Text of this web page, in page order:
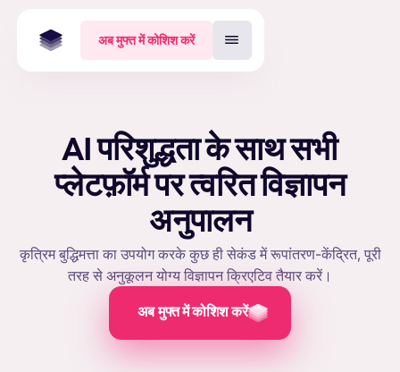
अब मुफ्त में कोशिश करें
AI परिशुद्धता के साथ सभी
प्लेटफ़ॉर्म पर त्वरित विज्ञापन
अनुपालन
कृत्रिम बुद्धिमत्ता का उपयोग करके कुछ ही सेकंड में रूपांतरण-केंद्रित, पूरी
तरह से अनुकूलन योग्य विज्ञापन क्रिएटिव तैयार करें।
अब मुफ्त में कोशिश करें